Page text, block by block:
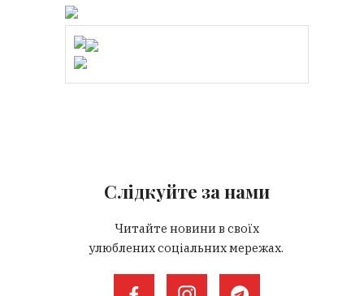
Слідкуйте за нами
Читайте новини в своїх
улюблених соціальних мережах.